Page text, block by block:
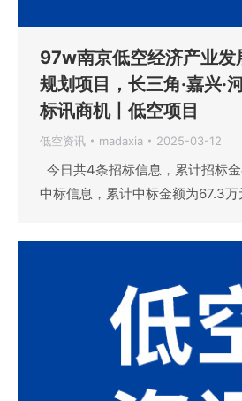
97w南京低空经济产业发
规划项目，长三角·嘉兴·
标讯商机丨低空项目
低空资讯 madaxia 2025-03-12
今日共4条招标信息，累计招标
中标信息，累计中标金额为67.3